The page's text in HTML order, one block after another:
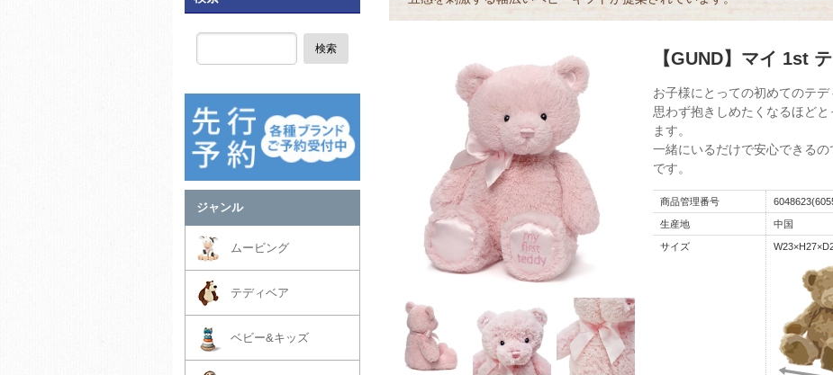
【GUND】マイ 1st
お子様にとっての初めてのテデ
思わず抱きしめたくなるほど
ます。
一緒にいるだけで安心できる
です。
商品管理番号
生産地 中国
サイズ
検索
ジャンル
ムービング
テディベア
ベビー&キッズ